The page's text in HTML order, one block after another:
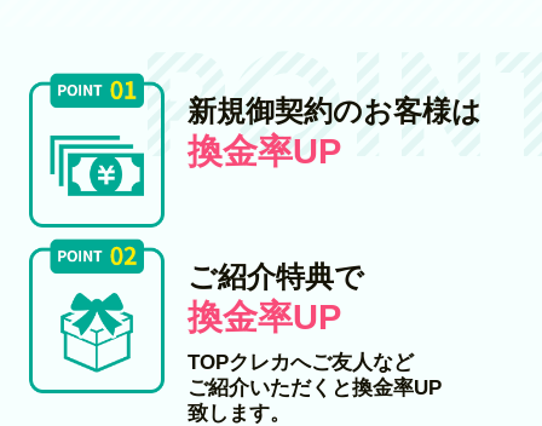
新規御契約のお客様は
換金率UP
ご紹介特典で
換金率UP
TOPクレカへご友人など
ご紹介いただくと換金率UP
致します。